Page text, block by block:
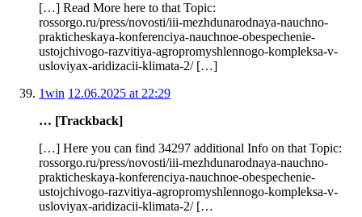
[…] Read More here to that Topic:
rossorgo.ru/press/novosti/iii-mezhdunarodnaya-nauchno-
prakticheskaya-konferenciya-nauchnoe-obespechenie-
ustojchivogo-razvitiya-agropromyshlennogo-kompleksa-v-
usloviyax-aridizacii-klimata-2/ […]
1win 12.06.2025 at 22:29
… [Trackback]
[…] Here you can find 34297 additional Info on that Topic:
rossorgo.ru/press/novosti/iii-mezhdunarodnaya-nauchno-
prakticheskaya-konferenciya-nauchnoe-obespechenie-
ustojchivogo-razvitiya-agropromyshlennogo-kompleksa-v-
usloviyax-aridizacii-klimata-2/ […